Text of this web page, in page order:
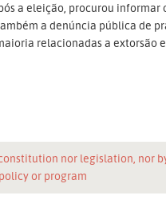
a eleição, procurou informar
a denúncia pública de
relacionadas a extorsão
nor legislation, nor
or program